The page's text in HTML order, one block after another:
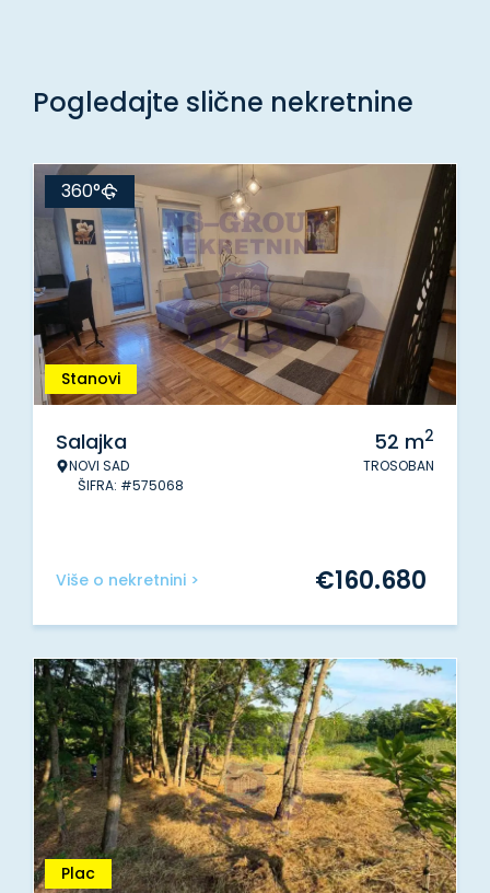
Pogledajte slične nekretnine
Stanovi
360°
Salajka
NOVI SAD
ŠIFRA: #575068
52 m2
TROSOBAN
Više o nekretnini > €160.680
Plac